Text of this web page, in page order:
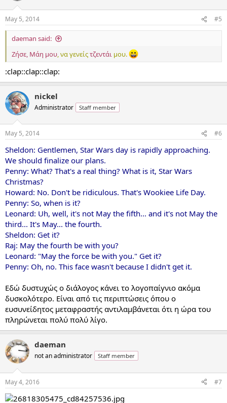
May 5, 2014 #5
daeman said:
Ζήσε, Μάη μου, να γενείςτζεντάι μου.
:clap::clap::clap:
nickel
Administrator Staff member
May 5, 2014 #6
Sheldon: Gentlemen, Star Wars day is rapidly approaching.
We should finalize our plans.
Penny: What? That's a real thing? What is it, Star Wars
Christmas?
Howard: No. Don't be ridiculous. That's Wookiee Life Day.
Penny: So, when is it?
Leonard: Uh, well, it's not May the fifth... and it's not May the
third... It's May... the fourth.
Sheldon: Get it?
Raj: May the fourth be with you?
Leonard: "May the force be with you." Get it?
Penny: Oh, no. This face wasn't because I didn't get it.
Εδώ δυστυχώς ο διάλογος κάνει το λογοπαίγνιο ακόμα
δυσκολότερο. Είναι από τις περιπτώσεις όπου ο
ευσυνείδητος μεταφραστής αντιλαμβάνεται ότι η ώρα του
πληρώνεται πολύ πολύ λίγο.
daeman
not an administrator Staff member
May 4, 2016 #7